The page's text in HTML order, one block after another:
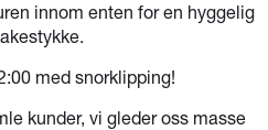
innom enten for en hyggelig
med snorklipping!
kunder, vi gleder oss masse